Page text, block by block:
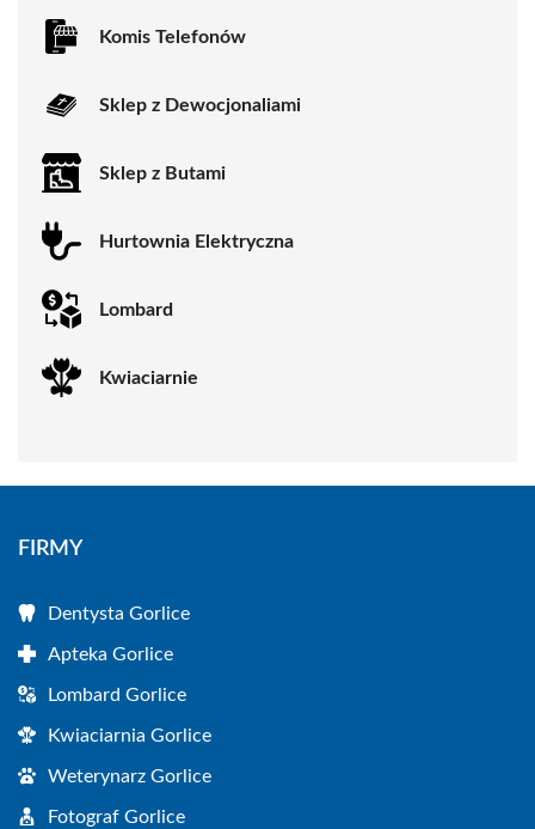
Komis Telefonów
Sklep z Dewocjonaliami
Sklep z Butami
Hurtownia Elektryczna
Lombard
Kwiaciarnie
FIRMY
Dentysta Gorlice
Apteka Gorlice
Lombard Gorlice
Kwiaciarnia Gorlice
Weterynarz Gorlice
Fotograf Gorlice